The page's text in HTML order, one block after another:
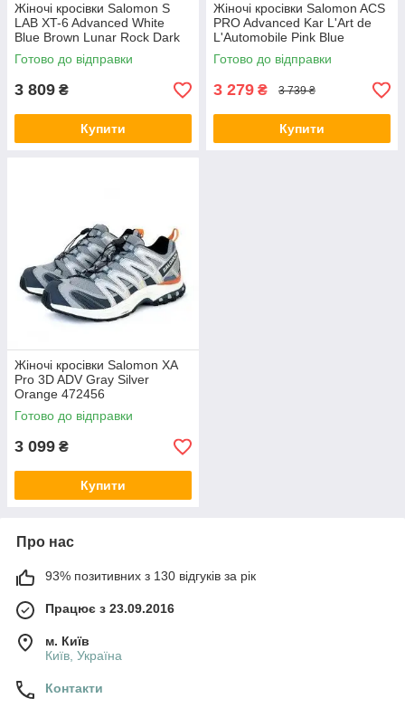
Жіночі кросівки Salomon S
LAB XT-6 Advanced White
Blue Brown Lunar Rock Dark
Sapphire L47136600
Готово до відправки
3 809 ₴
Купити
Жіночі кросівки Salomon ACS
PRO Advanced Kar L'Art de
L'Automobile Pink Blue
ALL12619
Готово до відправки
3 279 ₴ 3 739 ₴
Купити
Жіночі кросівки Salomon XA
Pro 3D ADV Gray Silver
Orange 472456
Готово до відправки
3 099 ₴
Купити
Про нас
93% позитивних з 130 відгуків за рік
Працює з 23.09.2016
м. Київ
Київ, Україна
Контакти